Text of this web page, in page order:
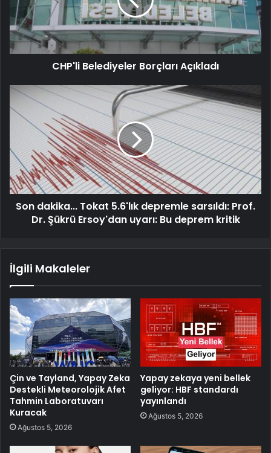
CHP'li Belediyeler Borçları Açıkladı
Son dakika... Tokat 5.6'lık depremle sarsıldı: Prof.
Dr. Şükrü Ersoy'dan uyarı: Bu deprem kritik
İlgili Makaleler
Çin ve Tayland, Yapay Zeka
Destekli Meteorolojik Afet
Tahmin Laboratuvarı
Kuracak
Ağustos 5, 2026
Yapay zekaya yeni bellek
geliyor: HBF standardı
yayınlandı
Ağustos 5, 2026